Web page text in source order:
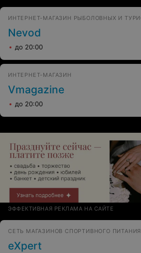
Nevod
до 20:00
ИНТЕРНЕТ-МАГАЗИН
Vmagazine
до 20:00
ЭФФЕКТИВНАЯ РЕКЛАМА НА САЙТЕ
СЕТЬ МАГАЗИНОВ СПОРТИВНОГО ПИТАНИЯ
eXpert